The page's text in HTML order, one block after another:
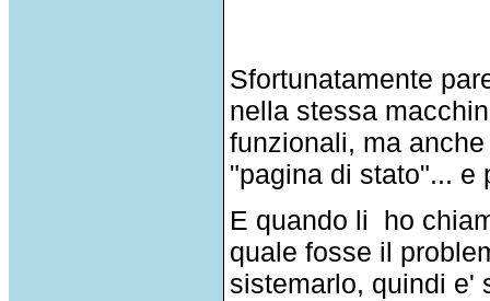
Sfortunatamente
nella stessa
funzionali, ma
"pagina di stato"... e
E quando li ho
quale fosse il
sistemarlo, quindi e'